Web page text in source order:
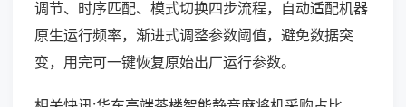
调节、时序匹配、模式切换四步流程，自动适配机器
原生运行频率，渐进式调整参数阈值，避免数据突
变，用完可一键恢复原始出厂运行参数。